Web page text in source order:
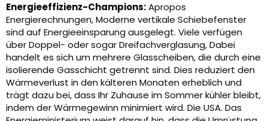
Energieeffizienz-Champions:Apropos
Energierechnungen, Moderne vertikale Schiebefenster
sind auf Energieeinsparung ausgelegt. Viele verfügen
über Doppel- oder sogar Dreifachverglasung, Dabei
handelt es sich um mehrere Glasscheiben, die durch eine
isolierende Gasschicht getrennt sind. Dies reduziert den
Wärmeverlust in den kälteren Monaten erheblich und
trägt dazu bei, dass Ihr Zuhause im Sommer kühler bleibt,
indem der Wärmegewinn minimiert wird. Die USA. Das